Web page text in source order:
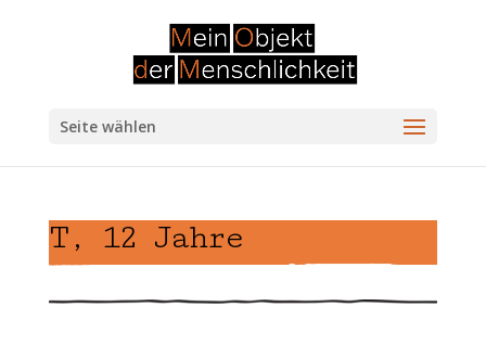
Seite wählen
T, 12 Jahre